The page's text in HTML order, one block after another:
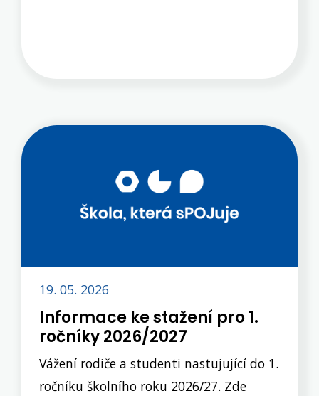
Projekty → Erasmus+ ...zde.
19. 05. 2026
Informace ke stažení pro 1.
ročníky 2026/2027
Vážení rodiče a studenti nastujující do 1.
ročníku školního roku 2026/27. Zde